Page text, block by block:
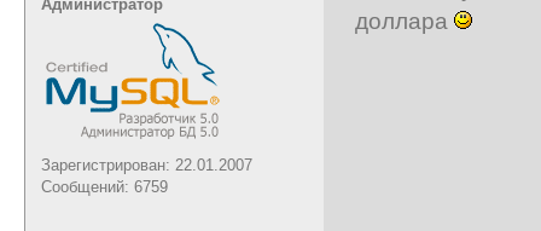
Администратор
Зарегистрирован: 22.01.2007
Сообщений: 6759
доллара